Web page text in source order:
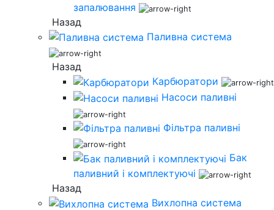
запалювання
Назад
Паливна система
Назад
Карбюратори
Насоси паливні
Фільтра паливні
Бак
паливний і комплектуючі
Назад
Вихлопна система